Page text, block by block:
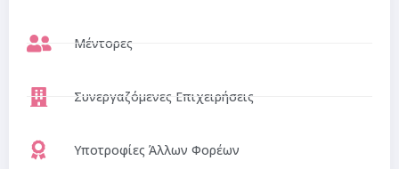
Μέντορες
Συνεργαζόμενες Επιχειρήσεις
Υποτροφίες Άλλων Φορέων